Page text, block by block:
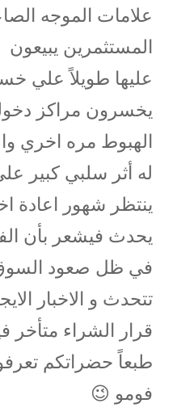
علامات الموجه
المستثمرين يبيعون
عليها طويلاً علي
يخسرون مراكز
الهبوط مره اخري
له أثر سلبي كبير
ينتظر شهور اعادة
يحدث فيشعر بأن
في ظل صعود السوق
تتحدث و الاخبار
قرار الشراء
طبعاً حضراتكم
فومو 😉